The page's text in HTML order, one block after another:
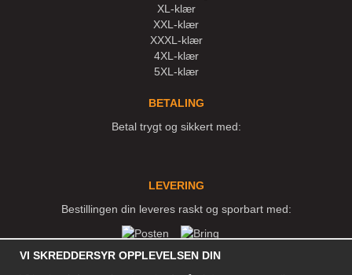
XL-klær
XXL-klær
XXXL-klær
4XL-klær
5XL-klær
BETALING
Betal trygt og sikkert med:
LEVERING
Bestillingen din leveres raskt og sporbart med:
VI SKREDDERSYR OPPLEVELSEN DIN